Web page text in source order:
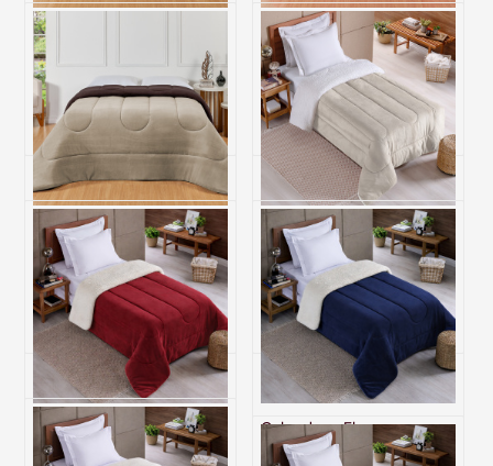
Coberdrom Fleece Dupla
Face SOLTEIRO Sonata -
Bege
R$ 305,20
6x de R$ 50,87 sem juros
Coberdrom Fleece Dupla
Face SOLTEIRO Sonata -
Rosa Velho
R$ 305,20
6x de R$ 50,87 sem juros
Coberdrom Fleece Dupla
Face SOLTEIRO Sonata -
Marrom/Bege
R$ 305,20
6x de R$ 50,87 sem juros
Coberdrom Fleece com
Sherpa Dupla Face
SOLTEIRO Nevada - Bege
R$ 237,10
6x de R$ 39,52 sem juros
Coberdrom Fleece com
Sherpa Dupla Face
Coberdrom Fleece com
Sherpa Dupla Face